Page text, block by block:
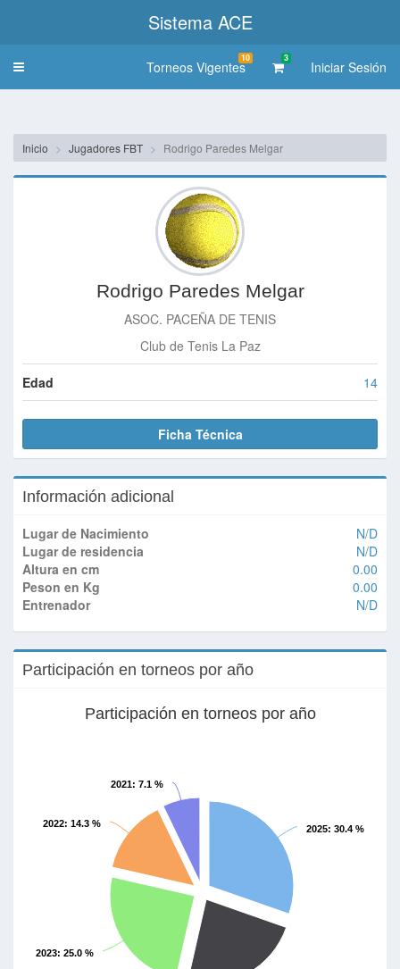
Sistema ACE
Toggle
Torneos Vigentes
10 3
Iniciar Sesión
Inicio Jugadores FBT Rodrigo Paredes Melgar
Rodrigo Paredes Melgar
ASOC. PACEÑA DE TENIS
Club de Tenis La Paz
Edad 14
Ficha Técnica
Información adicional
Lugar de Nacimiento
N/D
Lugar de residencia
N/D
Altura en cm
0.00
Peson en Kg
0.00
Entrenador
N/D
Participación en torneos por año
Participación en torneos por año
2025: 30.4 %
2023: 25.0 %
2022: 14.3 %
2021: 7.1 %